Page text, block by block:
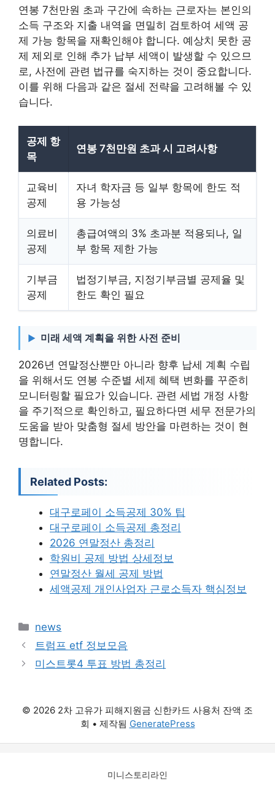
연봉 7천만원 초과 구간에 속하는 근로자는 본인의
소득 구조와 지출 내역을 면밀히 검토하여 세액 공
제 가능 항목을 재확인해야 합니다. 예상치 못한 공
제 제외로 인해 추가 납부 세액이 발생할 수 있으므
로, 사전에 관련 법규를 숙지하는 것이 중요합니다.
이를 위해 다음과 같은 절세 전략을 고려해볼 수 있
습니다.
공제 항
목
연봉 7천만원 초과 시 고려사항
교육비
공제
자녀 학자금 등 일부 항목에 한도 적
용 가능성
의료비
공제
총급여액의 3% 초과분 적용되나, 일
부 항목 제한 가능
기부금
공제
법정기부금, 지정기부금별 공제율 및
한도 확인 필요
미래 세액 계획을 위한 사전 준비
2026년 연말정산뿐만 아니라 향후 납세 계획 수립
을 위해서도 연봉 수준별 세제 혜택 변화를 꾸준히
모니터링할 필요가 있습니다. 관련 세법 개정 사항
을 주기적으로 확인하고, 필요하다면 세무 전문가의
도움을 받아 맞춤형 절세 방안을 마련하는 것이 현
명합니다.
Related Posts:
대구로페이 소득공제 30% 팁
대구로페이 소득공제 총정리
2026 연말정산 총정리
학원비 공제 방법 상세정보
연말정산 월세 공제 방법
세액공제 개인사업자 근로소득자 핵심정보
카
테
리
news
트럼프 etf 정보모음
미스트롯4 투표 방법 총정리
© 2026 2차 고유가 피해지원금 신한카드 사용처 잔액 조
회 • 제작됨 GeneratePress
미니스토리라인